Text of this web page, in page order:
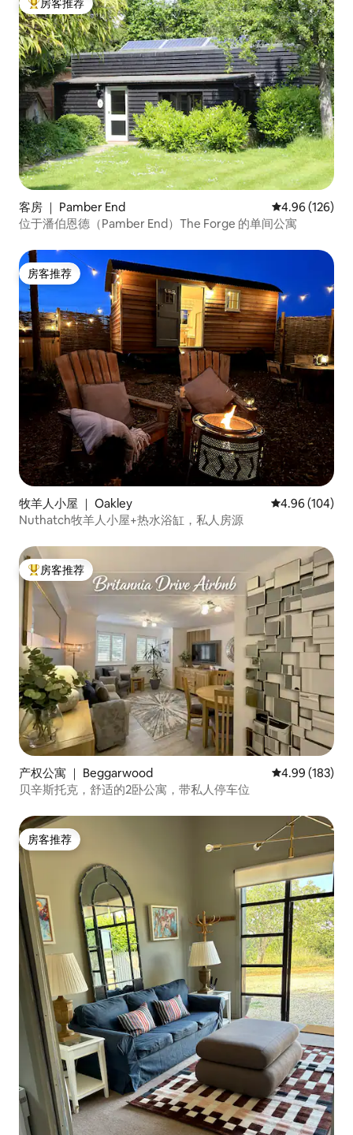
热门「房客推荐」
房客推荐
客房 ｜ Pamber End 平均评分 4.96
4.96 (126)
位于潘伯恩德（Pamber End）The Forge 的单间公寓
房客推荐
房客推荐
牧羊人小屋 ｜ Oakley 平均评分 4.96
4.96 (104)
Nuthatch牧羊人小屋+热水浴缸，私人房源
热门「房客推荐」
房客推荐
产权公寓 ｜ Beggarwood 平均评分 4.99
4.99 (183)
贝辛斯托克，舒适的2卧公寓，带私人停车位
房客推荐
房客推荐